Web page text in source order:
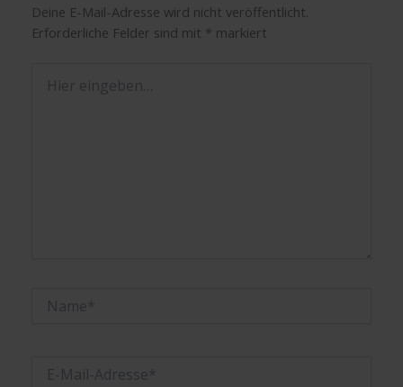
Deine E-Mail-Adresse wird nicht veröffentlicht.
Erforderliche Felder sind mit * markiert
eingeben…
Mail-